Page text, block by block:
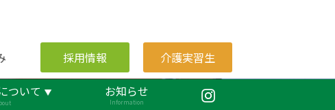
採用情報 介護実習生
ついて お知らせ
Information